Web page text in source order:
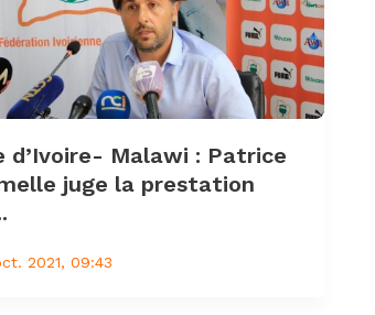
d’Ivoire- Malawi : Patrice
juge la prestation
2021, 09:43